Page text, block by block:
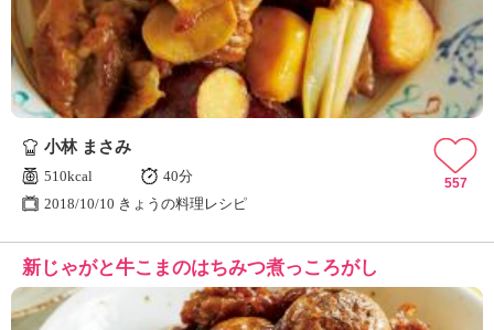
小林 まさみ
510kcal
40分
2018/10/10 きょうの料理レシピ
557
新じゃがと牛こまのはちみつ煮っころがし